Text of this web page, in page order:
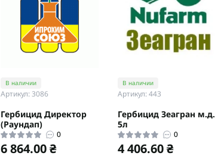
В наличии
Артикул: 3086
Гербицид Директор
(Раундап)
0
6 864.00 ₴
В наличии
Артикул: 443
Гербицид Зеагран м.д.
5л
0
4 406.60 ₴